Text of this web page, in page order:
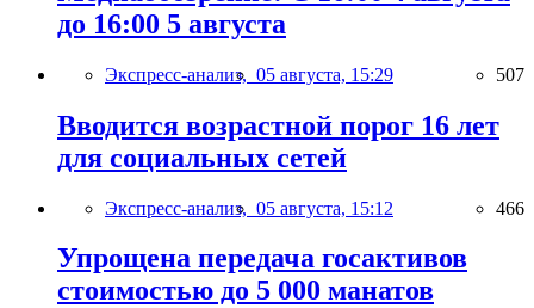
до 16:00 5 августа
Экспресс-анализ, 05 августа, 15:29 507
Вводится возрастной порог 16 лет
для социальных сетей
Экспресс-анализ, 05 августа, 15:12 466
Упрощена передача госактивов
стоимостью до 5 000 манатов